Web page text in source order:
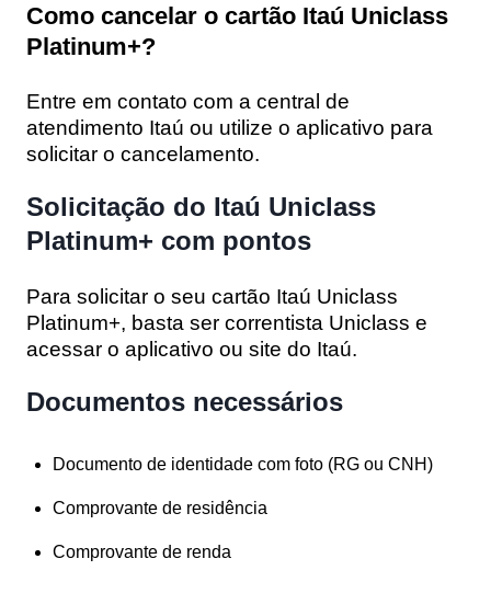
Como cancelar o cartão Itaú Uniclass
Platinum+?
Entre em contato com a central de
atendimento Itaú ou utilize o aplicativo para
solicitar o cancelamento.
Solicitação do Itaú Uniclass
Platinum+ com pontos
Para solicitar o seu cartão Itaú Uniclass
Platinum+, basta ser correntista Uniclass e
acessar o aplicativo ou site do Itaú.
Documentos necessários
Documento de identidade com foto (RG ou CNH)
Comprovante de residência
Comprovante de renda